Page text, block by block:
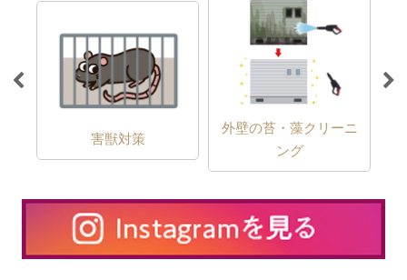
害獣対策
外壁の苔・藻クリーニ
ング